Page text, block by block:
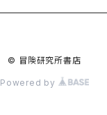
© 冒険研究所書店
Powered by